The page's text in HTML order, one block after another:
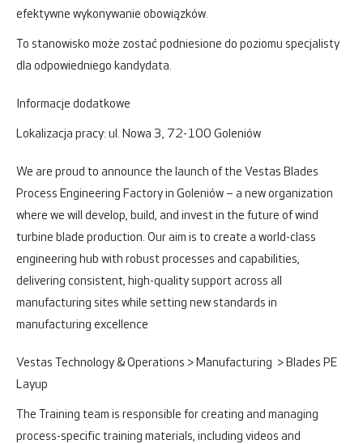
efektywne wykonywanie obowiązków.
To stanowisko może zostać podniesione do poziomu specjalisty
dla odpowiedniego kandydata.
Informacje dodatkowe
Lokalizacja pracy: ul. Nowa 3, 72-100 Goleniów
We are proud to announce the launch of the Vestas Blades
Process Engineering Factory in Goleniów – a new organization
where we will develop, build, and invest in the future of wind
turbine blade production. Our aim is to create a world-class
engineering hub with robust processes and capabilities,
delivering consistent, high-quality support across all
manufacturing sites while setting new standards in
manufacturing excellence
Vestas Technology & Operations > Manufacturing > Blades PE
Layup
The Training team is responsible for creating and managing
process-specific training materials, including videos and